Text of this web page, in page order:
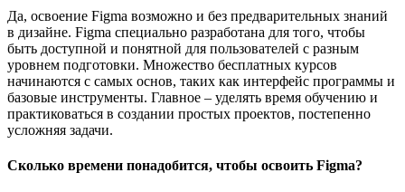
Да, освоение Figma возможно и без предварительных знаний
в дизайне. Figma специально разработана для того, чтобы
быть доступной и понятной для пользователей с разным
уровнем подготовки. Множество бесплатных курсов
начинаются с самых основ, таких как интерфейс программы и
базовые инструменты. Главное – уделять время обучению и
практиковаться в создании простых проектов, постепенно
усложняя задачи.
Сколько времени понадобится, чтобы освоить Figma?